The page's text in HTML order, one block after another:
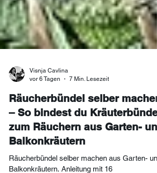
Visnja Cavlina
vor 6 Tagen
7 Min. Lesezeit
Räucherbündel selber machen
– So bindest du Kräuterbündel
zum Räuchern aus Garten-
Balkonkräutern